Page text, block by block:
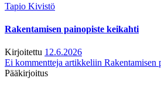
Tapio Kivistö
Rakentamisen painopiste keikahti
Kirjoitettu 12.6.2026
Ei kommentteja artikkeliin Rakentamisen
Pääkirjoitus